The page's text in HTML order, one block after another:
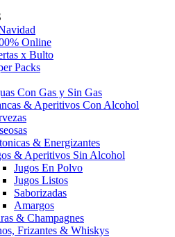
Online
x Bulto
Packs
Con Gas y Sin Gas
& Aperitivos Con Alcohol
& Energizantes
& Aperitivos Sin Alcohol
Jugos En Polvo
Jugos Listos
Saborizadas
Amargos
& Champagnes
Frizantes & Whiskys